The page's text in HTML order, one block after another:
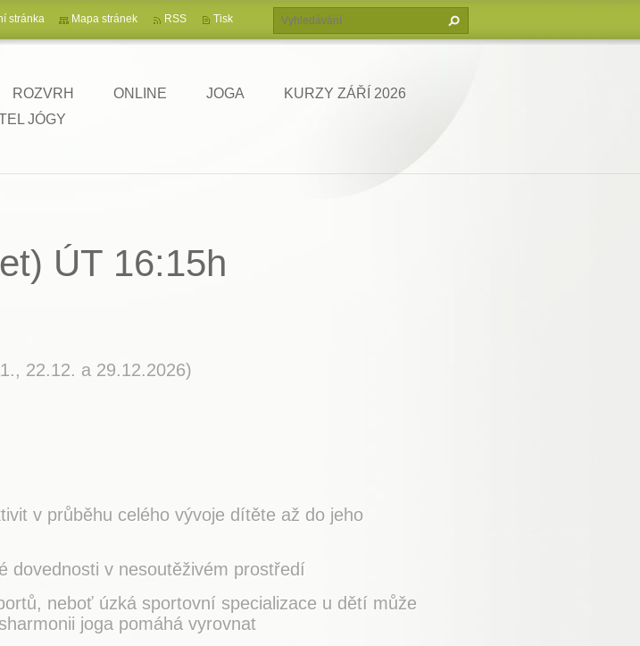
ROZVRH ONLINE JOGA
KURZY ZÁŘÍ 2026
JÓGY
stránka Mapa stránek RSS Tisk
ÚT 16:15h
22.12. a 29.12.2026)
v průběhu celého vývoje dítěte až do jeho
dovednosti v nesoutěživém prostředí
neboť úzká sportovní specializace u dětí může
joga pomáhá vyrovnat